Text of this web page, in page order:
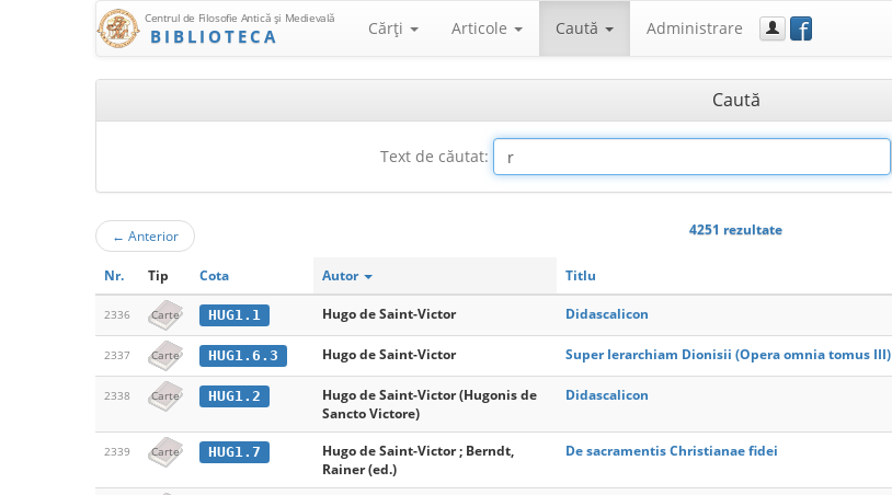
Centrul de Filosofie Antică şi Medievală
BIBLIOTECA Cărţi Articole Caută Administrare f
Caută
Text de căutat:
← Anterior 4251 rezultate
Nr. Tip Cota Autor Titlu
2336 Carte HUG1.1 Hugo de Saint-Victor Didascalicon
2337 Carte HUG1.6.3 Hugo de Saint-Victor Super Ierarchiam Dionisii (Opera omnia tomus III)
2338 Carte HUG1.2
Hugo de Saint-Victor (Hugonis de
Sancto Victore)
Didascalicon
2339 Carte HUG1.7
Hugo de Saint-Victor ; Berndt,
Rainer (ed.)
De sacramentis Christianae fidei